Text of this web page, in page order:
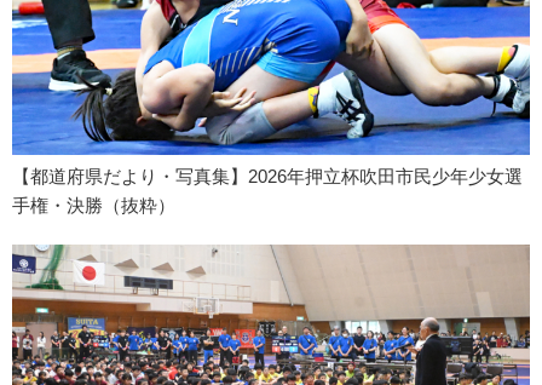
【都道府県だより・写真集】2026年押立杯吹田市民少年少女選
手権・決勝（抜粋）